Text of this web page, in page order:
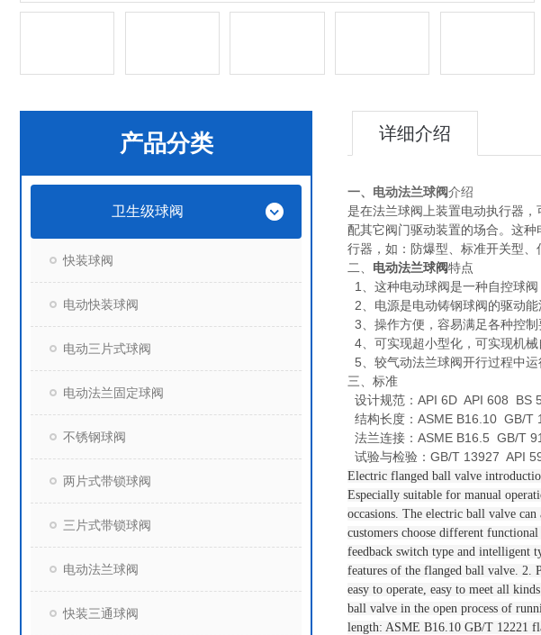
产品分类
卫生级球阀
快装球阀
电动快装球阀
电动三片式球阀
电动法兰固定球阀
不锈钢球阀
两片式带锁球阀
三片式带锁球阀
电动法兰球阀
快装三通球阀
详细介绍
一、 电动法兰球阀介绍
是在法兰球阀上装置电动执行器
配其它阀门驱动装置的场合。这
行器，如：防爆型、标准开关型、
二、 电动法兰球阀特点
1、这种电动球阀是一种自控球
2、电源是电动铸钢球阀的驱动
3、操作方便，容易满足各种控制
4、可实现超小型化，可实现机械
5、较气动法兰球阀开行过程中
三、 标准
设计规范：API 6D API 608 BS
结构长度：ASME B16.10 GB/T
法兰连接：ASME B16.5 GB/T
试验与检验：GB/T 13927 API
Electric flanged ball valve
Especially suitable for manual
occasions. The electric ball valve
customers choose different
feedback switch type and intelligent
features of the flanged ball valve. 2.
easy to operate, easy to meet all
ball valve in the open process of
length: ASME B16.10 GB/T 12221